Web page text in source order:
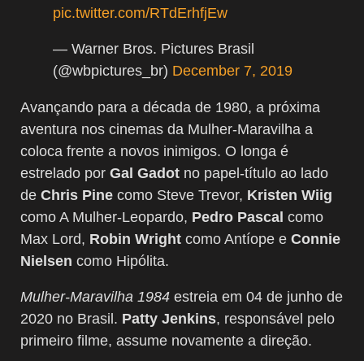
pic.twitter.com/RTdErhfjEw
— Warner Bros. Pictures Brasil
(@wbpictures_br) December 7, 2019
Avançando para a década de 1980, a próxima
aventura nos cinemas da Mulher-Maravilha a
coloca frente a novos inimigos. O longa é
estrelado por Gal Gadot no papel-título ao lado
de Chris Pine como Steve Trevor, Kristen Wiig
como A Mulher-Leopardo, Pedro Pascal como
Max Lord, Robin Wright como Antíope e Connie
Nielsen como Hipólita.
Mulher-Maravilha 1984 estreia em 04 de junho de
2020 no Brasil. Patty Jenkins, responsável pelo
primeiro filme, assume novamente a direção.